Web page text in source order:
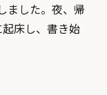
ました。夜、帰
床し、書き始